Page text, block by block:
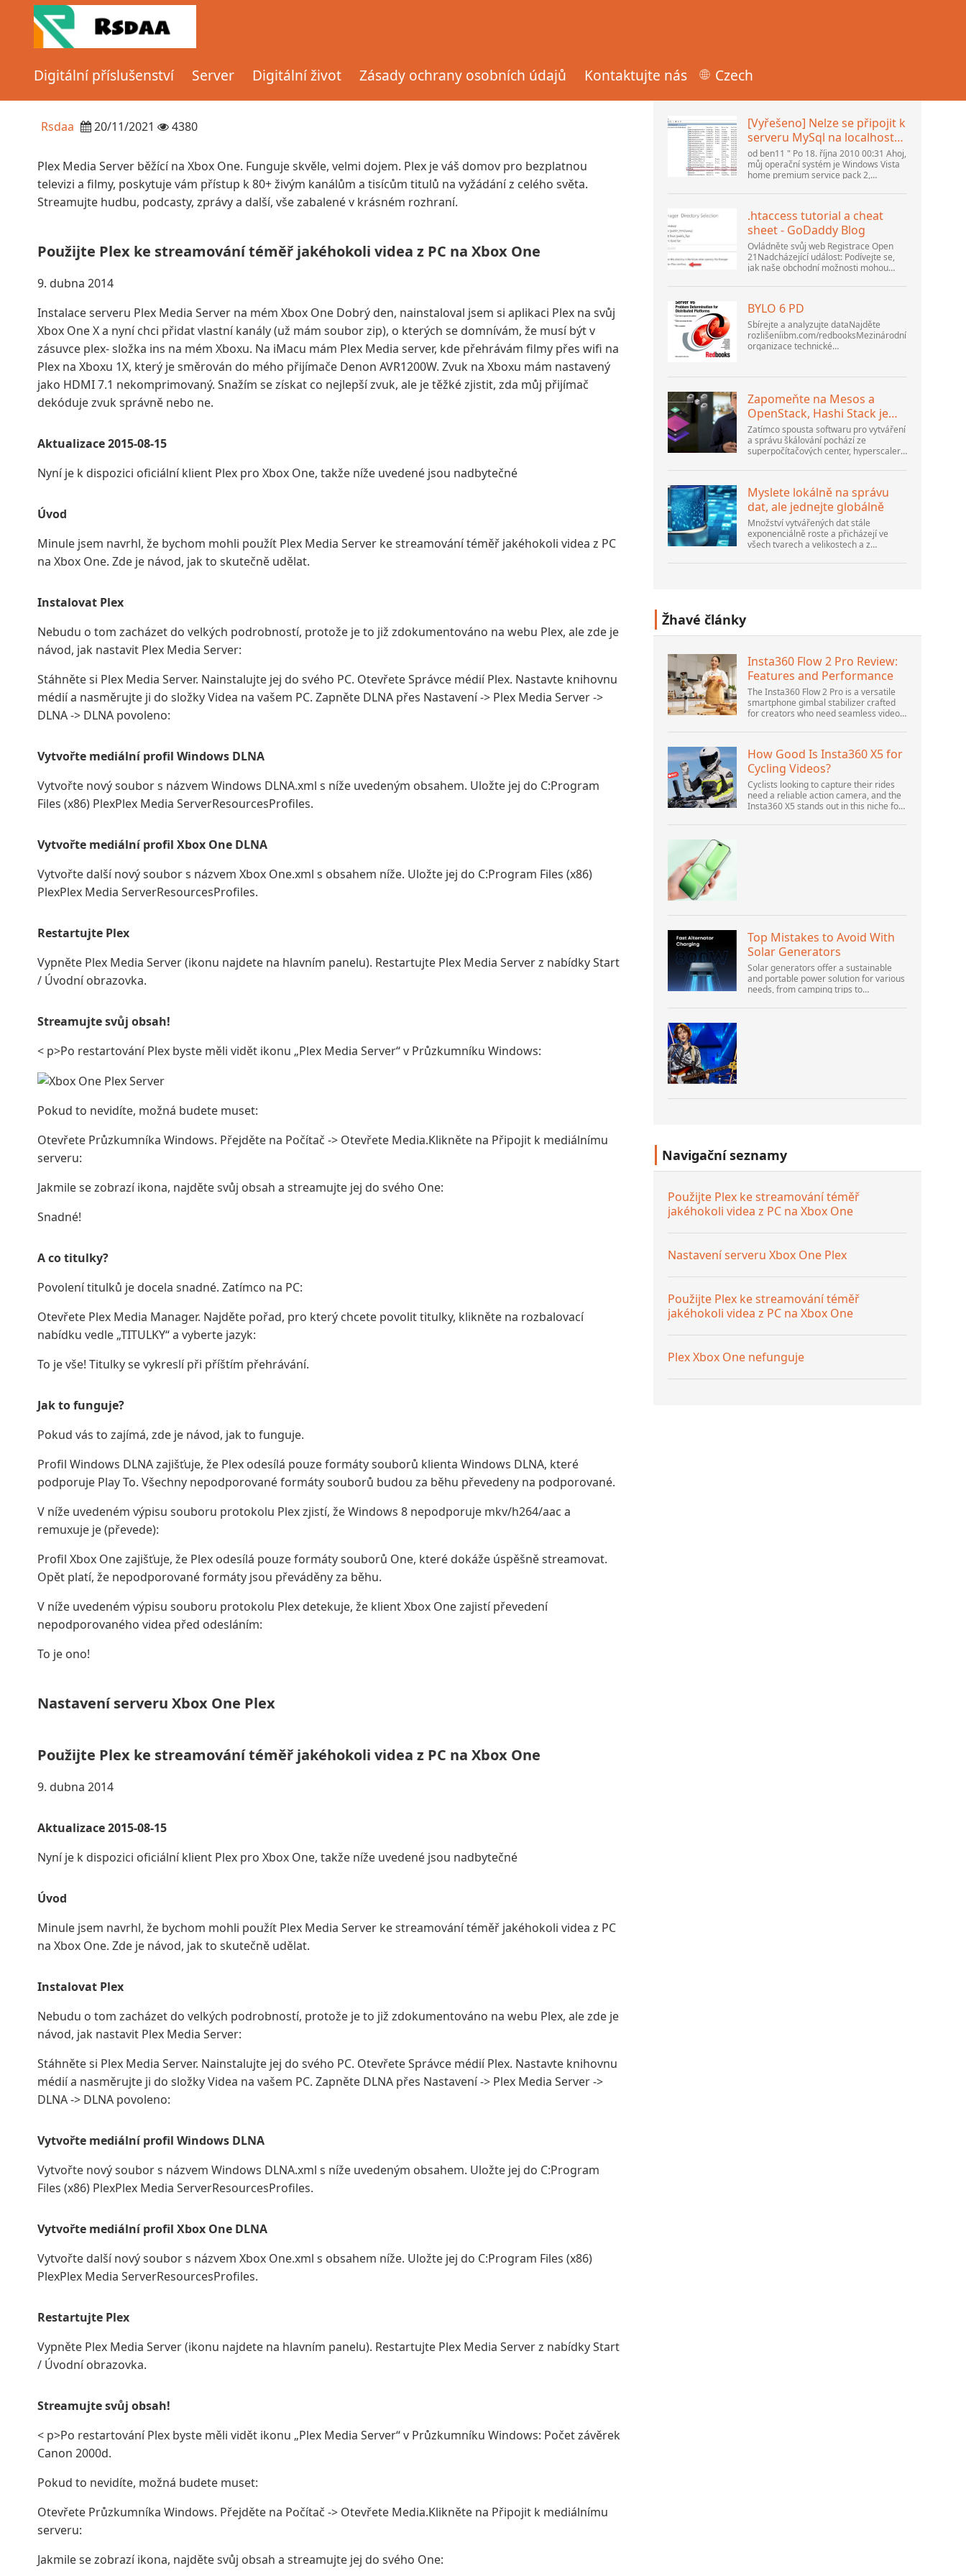
Digitální příslušenství Server Digitální život Zásady ochrany osobních údajů Kontaktujte nás Czech
Xbox One Plex Server
Rsdaa 20/11/2021 4380
Plex Media Server běžící na Xbox One. Funguje skvěle, velmi dojem. Plex je váš domov pro bezplatnou
televizi a filmy, poskytuje vám přístup k 80+ živým kanálům a tisícům titulů na vyžádání z celého světa.
Streamujte hudbu, podcasty, zprávy a další, vše zabalené v krásném rozhraní.
Použijte Plex ke streamování téměř jakéhokoli videa z PC na Xbox One
9. dubna 2014
Instalace serveru Plex Media Server na mém Xbox One Dobrý den, nainstaloval jsem si aplikaci Plex na svůj
Xbox One X a nyní chci přidat vlastní kanály (už mám soubor zip), o kterých se domnívám, že musí být v
zásuvce plex- složka ins na mém Xboxu. Na iMacu mám Plex Media server, kde přehrávám filmy přes wifi na
Plex na Xboxu 1X, který je směrován do mého přijímače Denon AVR1200W. Zvuk na Xboxu mám nastavený
jako HDMI 7.1 nekomprimovaný. Snažím se získat co nejlepší zvuk, ale je těžké zjistit, zda můj přijímač
dekóduje zvuk správně nebo ne.
Aktualizace 2015-08-15
Nyní je k dispozici oficiální klient Plex pro Xbox One, takže níže uvedené jsou nadbytečné
Úvod
Minule jsem navrhl, že bychom mohli použít Plex Media Server ke streamování téměř jakéhokoli videa z PC
na Xbox One. Zde je návod, jak to skutečně udělat.
Instalovat Plex
Nebudu o tom zacházet do velkých podrobností, protože je to již zdokumentováno na webu Plex, ale zde je
návod, jak nastavit Plex Media Server:
Stáhněte si Plex Media Server. Nainstalujte jej do svého PC. Otevřete Správce médií Plex. Nastavte knihovnu
médií a nasměrujte ji do složky Videa na vašem PC. Zapněte DLNA přes Nastavení -> Plex Media Server ->
DLNA -> DLNA povoleno:
Vytvořte mediální profil Windows DLNA
Vytvořte nový soubor s názvem Windows DLNA.xml s níže uvedeným obsahem. Uložte jej do C:Program
Files (x86) PlexPlex Media ServerResourcesProfiles.
Vytvořte mediální profil Xbox One DLNA
Vytvořte další nový soubor s názvem Xbox One.xml s obsahem níže. Uložte jej do C:Program Files (x86)
PlexPlex Media ServerResourcesProfiles.
Restartujte Plex
Vypněte Plex Media Server (ikonu najdete na hlavním panelu). Restartujte Plex Media Server z nabídky Start
/ Úvodní obrazovka.
Streamujte svůj obsah!
< p>Po restartování Plex byste měli vidět ikonu „Plex Media Server“ v Průzkumníku Windows:
Pokud to nevidíte, možná budete muset:
Otevřete Průzkumníka Windows. Přejděte na Počítač -> Otevřete Media.Klikněte na Připojit k mediálnímu
serveru:
Jakmile se zobrazí ikona, najděte svůj obsah a streamujte jej do svého One:
Snadné!
A co titulky?
Povolení titulků je docela snadné. Zatímco na PC:
Otevřete Plex Media Manager. Najděte pořad, pro který chcete povolit titulky, klikněte na rozbalovací
nabídku vedle „TITULKY“ a vyberte jazyk:
To je vše! Titulky se vykreslí při příštím přehrávání.
Jak to funguje?
Pokud vás to zajímá, zde je návod, jak to funguje.
Profil Windows DLNA zajišťuje, že Plex odesílá pouze formáty souborů klienta Windows DLNA, které
podporuje Play To. Všechny nepodporované formáty souborů budou za běhu převedeny na podporované.
V níže uvedeném výpisu souboru protokolu Plex zjistí, že Windows 8 nepodporuje mkv/h264/aac a
remuxuje je (převede):
Profil Xbox One zajišťuje, že Plex odesílá pouze formáty souborů One, které dokáže úspěšně streamovat.
Opět platí, že nepodporované formáty jsou převáděny za běhu.
V níže uvedeném výpisu souboru protokolu Plex detekuje, že klient Xbox One zajistí převedení
nepodporovaného videa před odesláním:
To je ono!
Nastavení serveru Xbox One Plex
Použijte Plex ke streamování téměř jakéhokoli videa z PC na Xbox One
9. dubna 2014
Aktualizace 2015-08-15
Nyní je k dispozici oficiální klient Plex pro Xbox One, takže níže uvedené jsou nadbytečné
Úvod
Minule jsem navrhl, že bychom mohli použít Plex Media Server ke streamování téměř jakéhokoli videa z PC
na Xbox One. Zde je návod, jak to skutečně udělat.
Instalovat Plex
Nebudu o tom zacházet do velkých podrobností, protože je to již zdokumentováno na webu Plex, ale zde je
návod, jak nastavit Plex Media Server:
Stáhněte si Plex Media Server. Nainstalujte jej do svého PC. Otevřete Správce médií Plex. Nastavte knihovnu
médií a nasměrujte ji do složky Videa na vašem PC. Zapněte DLNA přes Nastavení -> Plex Media Server ->
DLNA -> DLNA povoleno:
Vytvořte mediální profil Windows DLNA
Vytvořte nový soubor s názvem Windows DLNA.xml s níže uvedeným obsahem. Uložte jej do C:Program
Files (x86) PlexPlex Media ServerResourcesProfiles.
Vytvořte mediální profil Xbox One DLNA
Vytvořte další nový soubor s názvem Xbox One.xml s obsahem níže. Uložte jej do C:Program Files (x86)
PlexPlex Media ServerResourcesProfiles.
Restartujte Plex
Vypněte Plex Media Server (ikonu najdete na hlavním panelu). Restartujte Plex Media Server z nabídky Start
/ Úvodní obrazovka.
Streamujte svůj obsah!
< p>Po restartování Plex byste měli vidět ikonu „Plex Media Server“ v Průzkumníku Windows: Počet závěrek
Canon 2000d.
Pokud to nevidíte, možná budete muset:
Otevřete Průzkumníka Windows. Přejděte na Počítač -> Otevřete Media.Klikněte na Připojit k mediálnímu
serveru:
Jakmile se zobrazí ikona, najděte svůj obsah a streamujte jej do svého One:
Populární články
[Vyřešeno] Nelze se připojit k
serveru MySql na localhost
(10061) (Zobrazit téma) *
Fórum komunity Apache
OpenOffice
od ben11 " Po 18. října 2010 00:31 Ahoj,
můj operační systém je Windows Vista
home premium service pack 2,
databázi MySQL verze 5.1. Spustil jsem
.htaccess tutorial a cheat
sheet - GoDaddy Blog
Ovládněte svůj web Registrace Open
21Nadcházející událost: Podívejte se,
jak naše obchodní možnosti mohou
měnícímu se prostředí na GoDaddy
.htacces...
BYLO 6 PD
Sbírejte a analyzujte dataNajděte
rozlišeníibm.com/redbooksMezinárodní
organizace technické
Distributed PlatformsListopad 2005
Zapomeňte na Mesos a
OpenStack, Hashi Stack je
nová další platforma
Zatímco spousta softwaru pro vytváření
a správu škálování pochází ze
superpočítačových center, hyperscalerů
stále existuje spousta inovací, které
Myslete lokálně na správu
dat, ale jednejte globálně
Množství vytvářených dat stále
exponenciálně roste a přicházejí ve
všech tvarech a velikostech a z
stále více – nestrukturovaný a je to
Žhavé články
Insta360 Flow 2 Pro Review:
Features and Performance
The Insta360 Flow 2 Pro is a versatile
smartphone gimbal stabilizer crafted
for creators who need seamless video
for vlogging, live streaming, and video
How Good Is Insta360 X5 for
Cycling Videos?
Cyclists looking to capture their rides
need a reliable action camera, and the
Insta360 X5 stands out in this niche for
Offering top-of-the-line 8K 360° video
Top Mistakes to Avoid With
Solar Generators
Solar generators offer a sustainable
and portable power solution for various
needs, from camping trips to
popularity increases, it’s vital to
Navigační seznamy
Použijte Plex ke streamování téměř
jakéhokoli videa z PC na Xbox One
Nastavení serveru Xbox One Plex
Použijte Plex ke streamování téměř
jakéhokoli videa z PC na Xbox One
Plex Xbox One nefunguje